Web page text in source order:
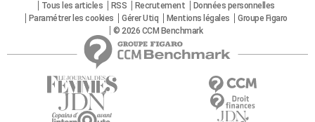
Tous les articles
RSS Recrutement
Données personnelles
Paramétrer les cookies
Gérer Utiq Mentions légales
Groupe Figaro
© 2026 CCM Benchmark